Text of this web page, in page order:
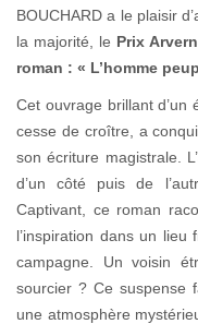
BOUCHARD a le plaisir
la majorité, le Prix
roman : « L’homme
Cet ouvrage brillant d’un
cesse de croître, a
son écriture magistrale.
d’un côté puis de
Captivant, ce roman
l’inspiration dans un
campagne. Un voisin
sourcier ? Ce suspense
une atmosphère